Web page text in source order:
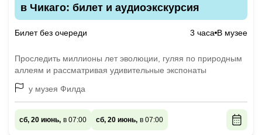
в Чикаго: билет и аудиоэкскурсия
Билет без очереди 3 часа В музее
Проследить миллионы лет эволюции, гуляя по природным
аллеям и рассматривая удивительные экспонаты
у музея Филда
сб, 20 июнь, в 07:00 сб, 20 июнь, в 07:00